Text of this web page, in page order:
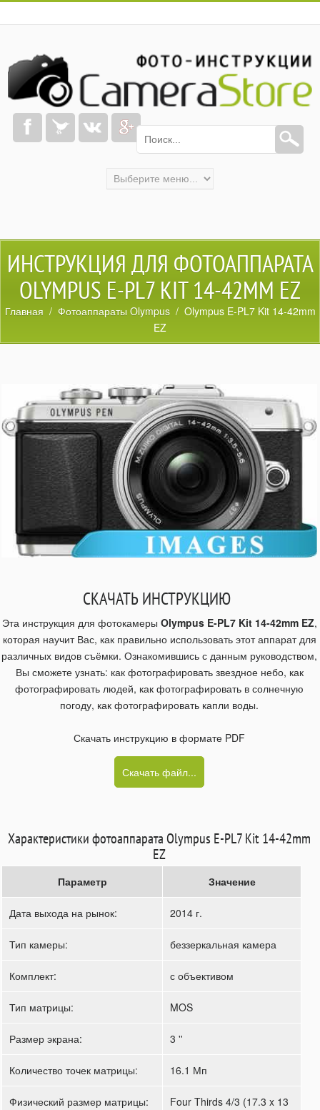
ИНСТРУКЦИЯ ДЛЯ ФОТОАППАРАТА
OLYMPUS E-PL7 KIT 14-42MM EZ
Главная / Фотоаппараты Olympus/ Olympus E-PL7 Kit 14-42mm
EZ
СКАЧАТЬ ИНСТРУКЦИЮ
Эта инструкция для фотокамеры Olympus E-PL7 Kit 14-42mm EZ,
которая научит Вас, как правильно использовать этот аппарат для
различных видов съёмки. Ознакомившись с данным руководством,
Вы сможете узнать: как фотографировать звездное небо, как
фотографировать людей, как фотографировать в солнечную
погоду, как фотографировать капли воды.
Скачать инструкцию в формате PDF
Скачать файл...
Характеристики фотоаппарата Olympus E-PL7 Kit 14-42mm
EZ
Параметр Значение
Дата выхода на рынок: 2014 г.
Тип камеры: беззеркальная камера
Комплект: с объективом
Тип матрицы: MOS
Размер экрана: 3 ''
Количество точек матрицы: 16.1 Мп
Физический размер матрицы:
Four Thirds 4/3 (17.3 x 13